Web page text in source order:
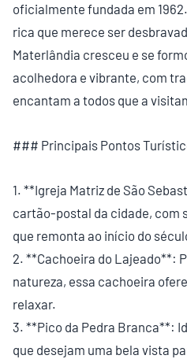
oficialmente fundada em
rica que merece ser
Materlândia cresceu e se
acolhedora e vibrante, com
encantam a todos que a
### Principais Pontos
1. **Igreja Matriz de São
cartão-postal da cidade, com
que remonta ao início do
2. **Cachoeira do Lajeado**:
natureza, essa cachoeira
relaxar.
3. **Pico da Pedra Branca**:
que desejam uma bela vista